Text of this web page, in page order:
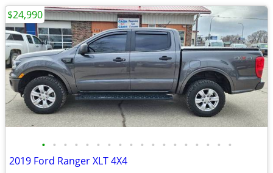
• • • • • • • • • • • • • • • • • •
2019 Ford Ranger XLT 4X4
$24,990